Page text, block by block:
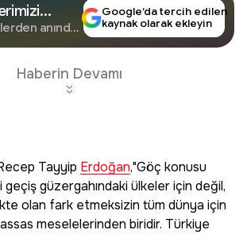
Takip
anında
Google’da tercih edilen
kaynak olarak ekleyin
Haberin Devamı
Tayyip Erdoğan,"Göç konusu
güzergahındaki ülkeler için değil,
olan fark etmeksizin tüm dünya için
meselelerinden biridir. Türkiye